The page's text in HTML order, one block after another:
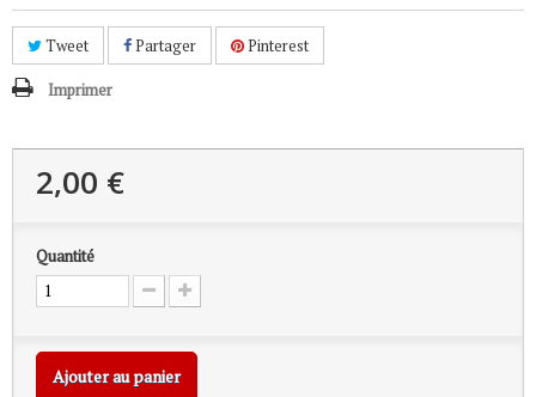
Tweet Partager Pinterest
Imprimer
2,00 €
Quantité
Ajouter au panier